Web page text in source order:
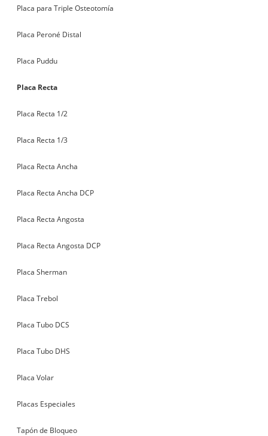
Placa para Triple Osteotomía
Placa Peroné Distal
Placa Puddu
Placa Recta
Placa Recta 1/2
Placa Recta 1/3
Placa Recta Ancha
Placa Recta Ancha DCP
Placa Recta Angosta
Placa Recta Angosta DCP
Placa Sherman
Placa Trebol
Placa Tubo DCS
Placa Tubo DHS
Placa Volar
Placas Especiales
Tapón de Bloqueo